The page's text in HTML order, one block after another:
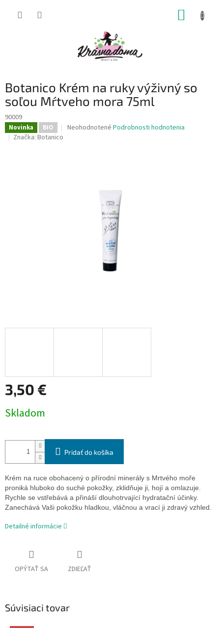
Botanico Krém na ruky výživný so
soľou Mŕtveho mora 75ml
90009
Novinka BIO
Priemerné
Neohodnotené Podrobnosti hodnotenia
Značka: Botanico
3,50 €
cena:
Skladom
Pridať do košíka
Krém na ruce obohacený o přírodní minerály s Mrtvého moře
proniká hluboko do suché pokožky, zklidňuje ji, hojí a omlazuje.
Rychle se vstřebává a přináší dlouhotrvající hydratační účinky.
Zanechává Vaši pokožku hladkou, vláčnou a vrací ji zdravý vzhled.
Detailné informácie
OPÝTAŤ SA ZDIEĽAŤ
Súvisiaci tovar